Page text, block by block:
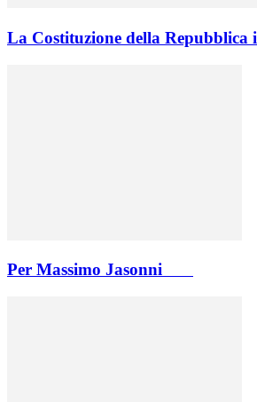
La Costituzione della Repubblica
Per Massimo Jasonni